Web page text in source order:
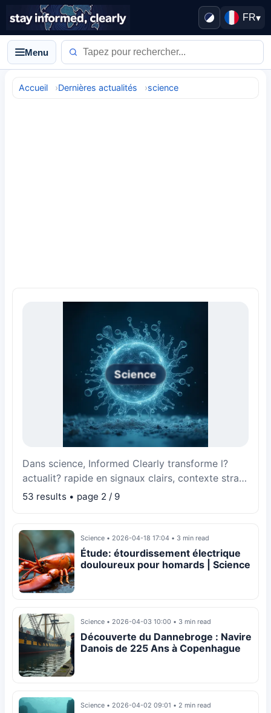
FR▾
Menu
Accueil Dernières actualités science
Science
Dans science, Informed Clearly transforme l?
actualit? rapide en signaux clairs, contexte strat?
gique et cons?quences concr?tes.
53 results • page 2 / 9
Science • 2026-04-18 17:04 • 3 min read
Étude: étourdissement électrique
douloureux pour homards | Science
Science • 2026-04-03 10:00 • 3 min read
Découverte du Dannebroge : Navire
Danois de 225 Ans à Copenhague
Science • 2026-04-02 09:01 • 2 min read